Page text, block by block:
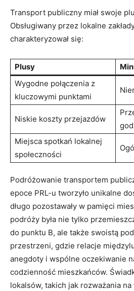
Transport publiczny miał swoje
Obsługiwany przez lokalne
charakteryzował się:
Plusy
Wygodne połączenia z
kluczowymi punktami
Niskie koszty przejazdów
Miejsca spotkań lokalnej
społeczności
Podróżowanie transportem
epoce PRL-u tworzyło unikalne
długo pozostawały w pamięci
podróży była nie tylko
do punktu B, ale także swoistą
przestrzeni, gdzie relacje
anegdoty i wspólne oczekiwanie
codzienność mieszkańców.
lokalsów, takich jak rozważania